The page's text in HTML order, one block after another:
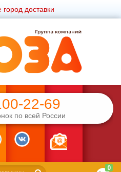
доставки
22-69
по всей России
0